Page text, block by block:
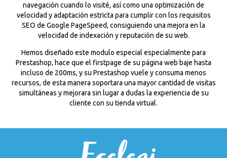
navegación cuando lo visité, así como una optimización de
velocidad y adaptación estricta para cumplir con los requisitos
SEO de Google PageSpeed, consiguiendo una mejora en la
velocidad de indexación y reputación de su web.
Hemos diseñado este modulo especial especialmente para
Prestashop, hace que el firstpage de su página web baje hasta
incluso de 200ms, y su Prestashop vuele y consuma menos
recursos, de esta manera soportara una mayor cantidad de visitas
simultáneas y mejorara sin lugar a dudas la experiencia de su
cliente con su tienda virtual.